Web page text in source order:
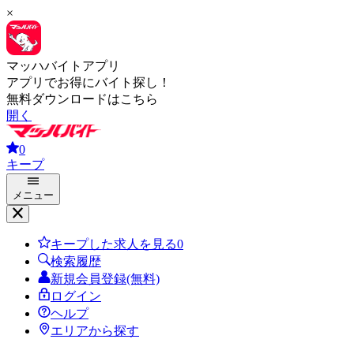
×
マッハバイトアプリ
アプリでお得にバイト探し！
無料ダウンロードはこちら
開く
0
キープ
メニュー
キープした求人を見る0
検索履歴
新規会員登録(無料)
ログイン
ヘルプ
エリアから探す